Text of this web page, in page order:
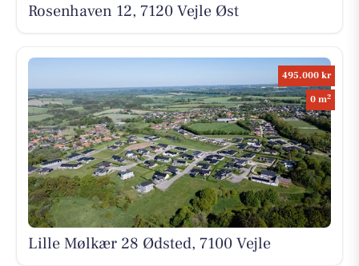
Rosenhaven 12, 7120 Vejle Øst
495.000 kr
0 m2
Lille Mølkær 28 Ødsted, 7100 Vejle